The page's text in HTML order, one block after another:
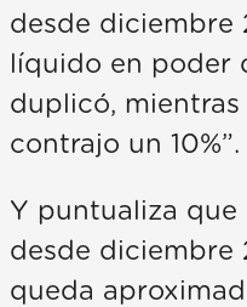
desde diciembre
líquido en poder
duplicó,
contrajo un 10%”.
Y puntualiza que
desde diciembre
queda